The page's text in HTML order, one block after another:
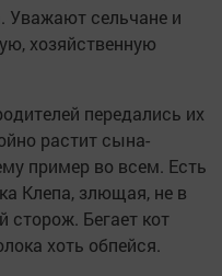
Уважают сельчане и
хозяйственную
передались их
растит сына-
пример во всем. Есть
Клепа, злющая, не в
сторож. Бегает кот
хоть обпейся.